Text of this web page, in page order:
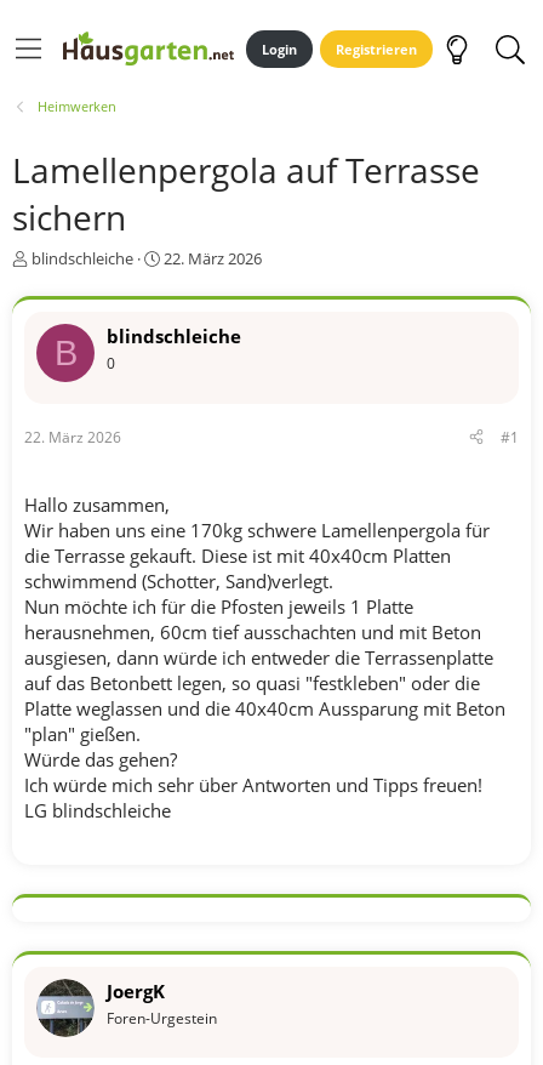
Login Registrieren
Heimwerken
Lamellenpergola auf Terrasse
sichern
E
s
e
r
blindschleiche
E
s
e
22. März 2026
B blindschleiche
0
22. März 2026 #1
Hallo zusammen,
Wir haben uns eine 170kg schwere Lamellenpergola für
die Terrasse gekauft. Diese ist mit 40x40cm Platten
schwimmend (Schotter, Sand)verlegt.
Nun möchte ich für die Pfosten jeweils 1 Platte
herausnehmen, 60cm tief ausschachten und mit Beton
ausgiesen, dann würde ich entweder die Terrassenplatte
auf das Betonbett legen, so quasi "festkleben" oder die
Platte weglassen und die 40x40cm Aussparung mit Beton
"plan" gießen.
Würde das gehen?
Ich würde mich sehr über Antworten und Tipps freuen!
LG blindschleiche
JoergK
Foren-Urgestein